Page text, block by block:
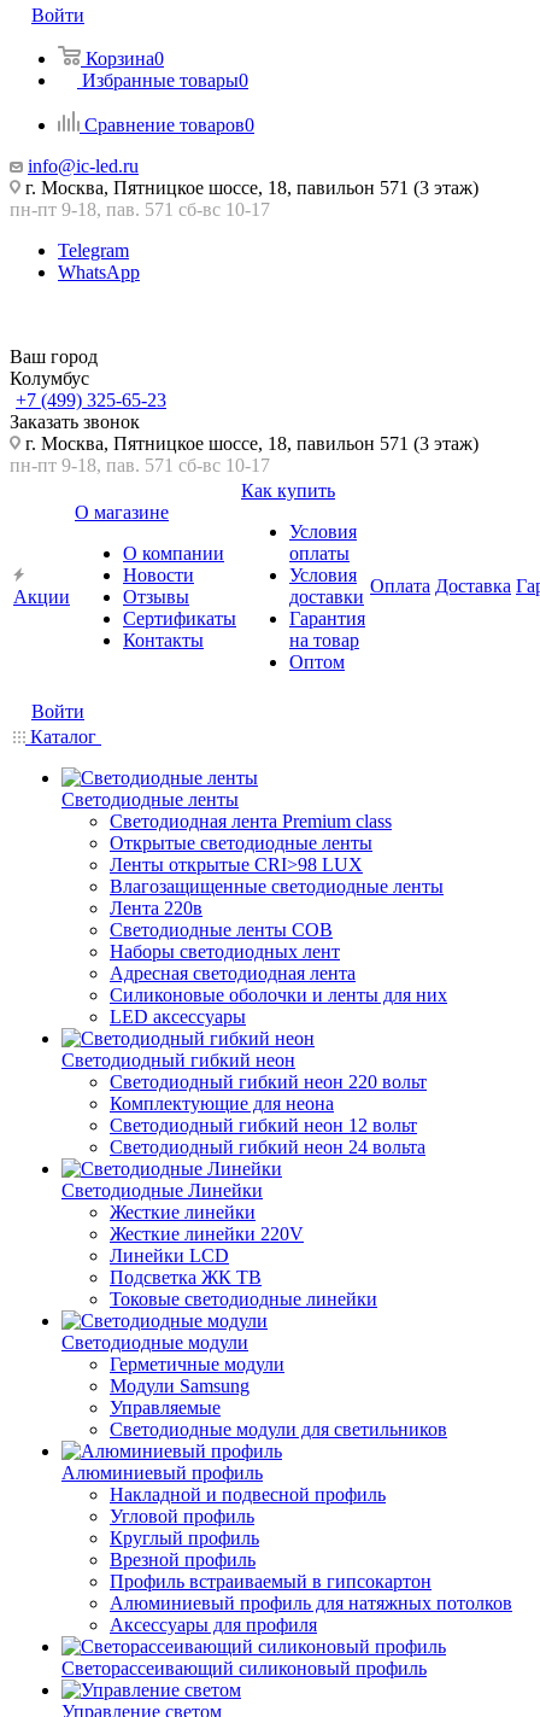
Войти
Корзина0
Избранные товары0
Сравнение товаров0
info@ic-led.ru
г. Москва, Пятницкое шоссе, 18, павильон 571 (3 этаж)
пн-пт 9-18, пав. 571 сб-вс 10-17
Telegram
WhatsApp
Ваш город
Колумбус
+7 (499) 325-65-23
Заказать звонок
г. Москва, Пятницкое шоссе, 18, павильон 571 (3 этаж)
пн-пт 9-18, пав. 571 сб-вс 10-17
Акции
О магазине
О компании
Новости
Отзывы
Сертификаты
Контакты
Как купить
Условия
оплаты
Условия
доставки
Гарантия
на товар
Оптом
Оплата Доставка
Войти
Каталог
Светодиодные ленты
Светодиодная лента Premium class
Открытые светодиодные ленты
Ленты открытые CRI>98 LUX
Влагозащищенные светодиодные ленты
Лента 220в
Светодиодные ленты COB
Наборы светодиодных лент
Адресная светодиодная лента
Силиконовые оболочки и ленты для них
LED аксессуары
Светодиодный гибкий неон
Светодиодный гибкий неон 220 вольт
Комплектующие для неона
Светодиодный гибкий неон 12 вольт
Светодиодный гибкий неон 24 вольта
Светодиодные Линейки
Жесткие линейки
Жесткие линейки 220V
Линейки LCD
Подсветка ЖК ТВ
Токовые светодиодные линейки
Светодиодные модули
Герметичные модули
Модули Samsung
Управляемые
Светодиодные модули для светильников
Алюминиевый профиль
Накладной и подвесной профиль
Угловой профиль
Круглый профиль
Врезной профиль
Профиль встраиваемый в гипсокартон
Алюминиевый профиль для натяжных потолков
Аксессуары для профиля
Светорассеивающий силиконовый профиль
Управление светом